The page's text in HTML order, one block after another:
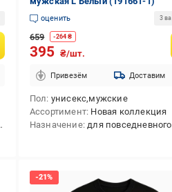
оценить 3
659 -264 ₴
395 ₴/шт.
Привезём Доставим
Пол унисекс,мужские
Ассортимент Новая коллекция
Назначение для повседневного использования,для